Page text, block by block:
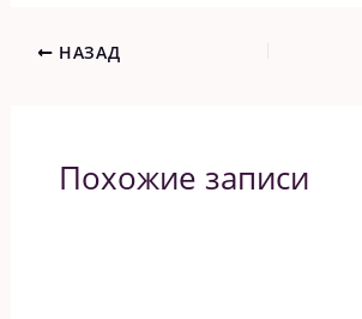
НАЗАД
Похожие записи